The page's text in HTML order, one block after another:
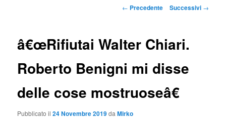
Navigazione
← Precedente Successivi →
â€œRifiutai Walter Chiari.
Roberto Benigni mi disse
delle cose mostruoseâ€
Pubblicato il24 Novembre 2019daMirko